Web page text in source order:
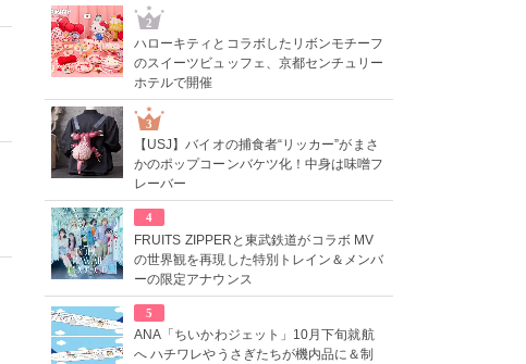
2
ハローキティとコラボしたリボンモチーフ
のスイーツビュッフェ、京都センチュリー
ホテルで開催
3
【USJ】バイオの捕食者“リッカー”がまさ
かのポップコーンバケツ化！中身は味噌フ
レーバー
4
FRUITS ZIPPERと東武鉄道がコラボ MV
の世界観を再現した特別トレイン＆メンバ
ーの限定アナウンス
5
ANA「ちいかわジェット」10月下旬就航
へ ハチワレやうさぎたちが機内品に＆制